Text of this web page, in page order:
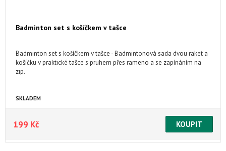
Badminton set s košíčkem v tašce
Badminton set s košíčkem v tašce - Badmintonová sada dvou raket a
košíčku v praktické tašce s pruhem přes rameno a se zapínáním na
zip.
SKLADEM
199 Kč